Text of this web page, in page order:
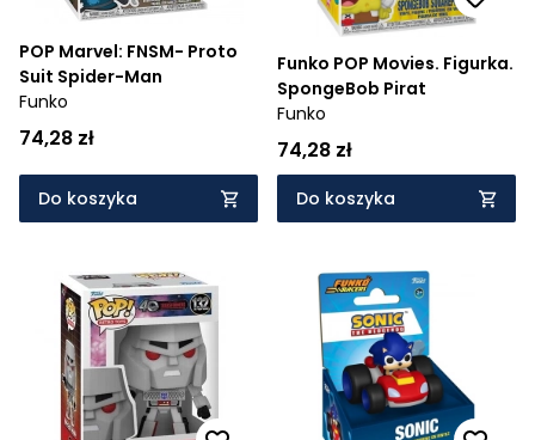
POP Marvel: FNSM- Proto
Suit Spider-Man
Funko
74,28 zł
Do koszyka
Funko POP Movies. Figurka.
SpongeBob Pirat
Funko
74,28 zł
Do koszyka